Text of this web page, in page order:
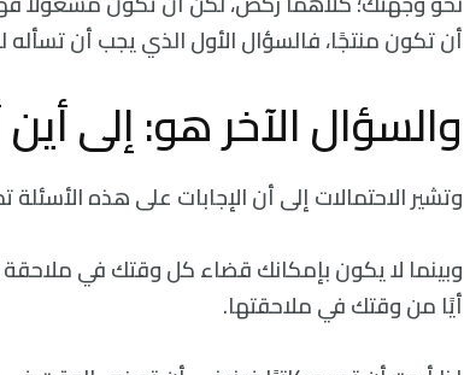
أن تكون منتجًا، فالسؤال الأول الذي يجب أن
والسؤال الآخر هو: إلى
وتشير الاحتمالات إلى أن الإجابات على هذه
وبينما لا يكون بإمكانك قضاء كل وقتك في ملاحقة
أيًا من وقتك في ملاحقتها.